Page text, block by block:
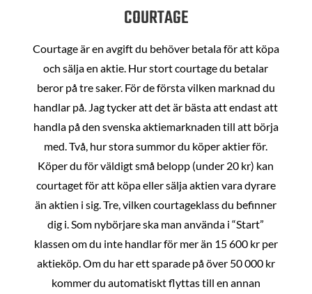
COURTAGE
Courtage är en avgift du behöver betala för att köpa
och sälja en aktie. Hur stort courtage du betalar
beror på tre saker. För de första vilken marknad du
handlar på. Jag tycker att det är bästa att endast att
handla på den svenska aktiemarknaden till att börja
med. Två, hur stora summor du köper aktier för.
Köper du för väldigt små belopp (under 20 kr) kan
courtaget för att köpa eller sälja aktien vara dyrare
än aktien i sig. Tre, vilken courtageklass du befinner
dig i. Som nybörjare ska man använda i “Start”
klassen om du inte handlar för mer än 15 600 kr per
aktieköp. Om du har ett sparade på över 50 000 kr
kommer du automatiskt flyttas till en annan